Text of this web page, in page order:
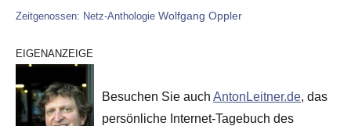
Zeitgenossen: Netz-Anthologie Wolfgang Oppler
EIGENANZEIGE
Besuchen Sie auch AntonLeitner.de, das
persönliche Internet-Tagebuch des